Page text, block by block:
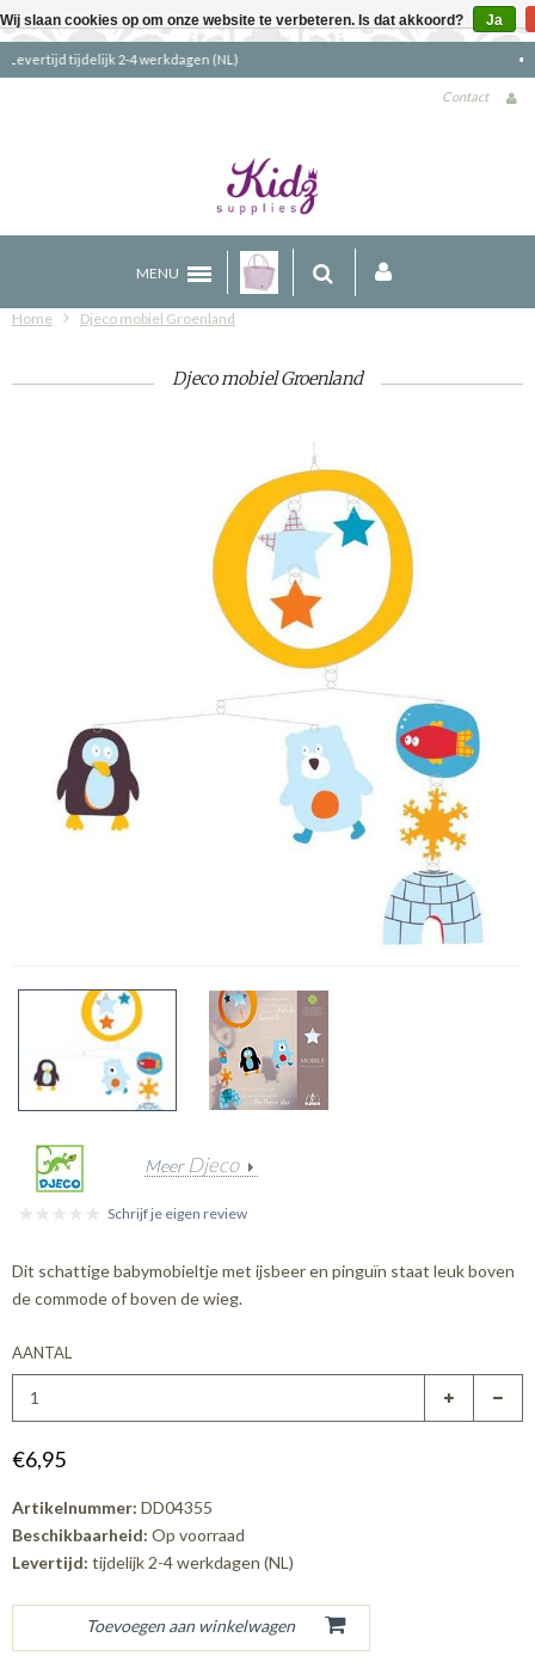
Gratis verzending boven €90 (NL)
Contact
MENU
Home Djeco mobiel Groenland
Djeco mobiel Groenland
Meer Djeco
Schrijf je eigen review
Dit schattige babymobieltje met ijsbeer en pinguïn staat leuk boven
de commode of boven de wieg.
AANTAL
€6,95
Artikelnummer: DD04355
Beschikbaarheid: Op voorraad
Levertijd: tijdelijk 2-4 werkdagen (NL)
Wij slaan cookies op om onze website te verbeteren. Is dat akkoord? Ja